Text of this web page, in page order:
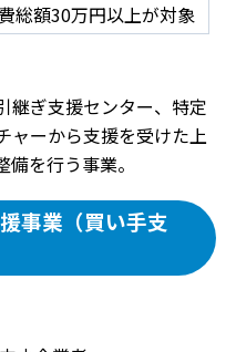
総額30万円以上が対象
継ぎ支援センター、特定
ャーから支援を受けた上
を行う事業。
事業（買い手支